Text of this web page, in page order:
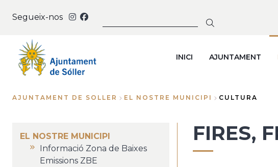
Segueix-nos
INICI AJUNTAMENT
d'Ariadna
AJUNTAMENT DE SOLLER EL NOSTRE MUNICIPI CULTURA
EL NOSTRE MUNICIPI
Informació Zona de Baixes
Emissions ZBE
FIRES,